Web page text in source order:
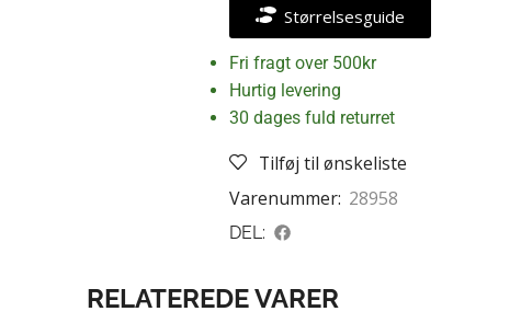
Størrelsesguide
Fri fragt over 500kr
Hurtig levering
30 dages fuld returret
Tilføj til ønskeliste
Varenummer: 28958
DEL:
RELATEREDE VARER